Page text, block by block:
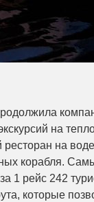
на
на
корабля.
1 рейс 242
которые